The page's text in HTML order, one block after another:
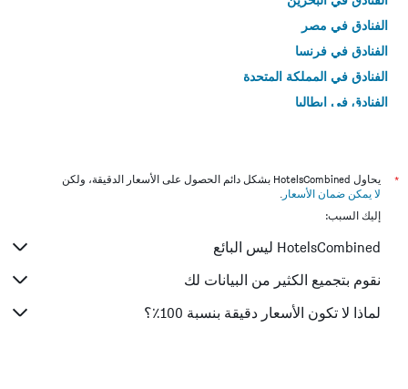
الفنادق في مصر
الفنادق في فرنسا
الفنادق في المملكة المتحدة
الفنادق في إيطاليا
*
يحاول HotelsCombined بشكل دائم الحصول على الأسعار الدقيقة، ولكن
لا يمكن ضمان الأسعار .
إليك السبب:
HotelsCombined ليس البائع
نقوم بتجميع الكثير من البيانات لك
لماذا لا تكون الأسعار دقيقة بنسبة 100٪؟